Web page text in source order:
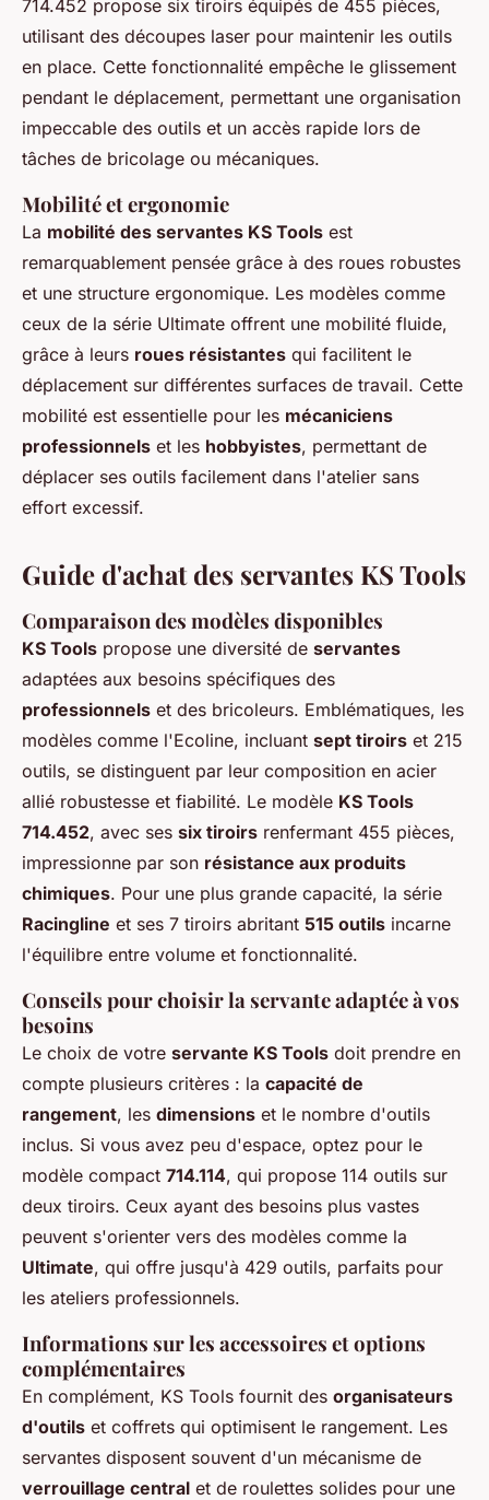
714.452 propose six tiroirs équipés de 455 pièces,
utilisant des découpes laser pour maintenir les outils
en place. Cette fonctionnalité empêche le glissement
pendant le déplacement, permettant une organisation
impeccable des outils et un accès rapide lors de
tâches de bricolage ou mécaniques.
Mobilité et ergonomie
La mobilité des servantes KS Tools est
remarquablement pensée grâce à des roues robustes
et une structure ergonomique. Les modèles comme
ceux de la série Ultimate offrent une mobilité fluide,
grâce à leurs roues résistantes qui facilitent le
déplacement sur différentes surfaces de travail. Cette
mobilité est essentielle pour les mécaniciens
professionnels et les hobbyistes, permettant de
déplacer ses outils facilement dans l'atelier sans
effort excessif.
Guide d'achat des servantes KS Tools
Comparaison des modèles disponibles
KS Tools propose une diversité de servantes
adaptées aux besoins spécifiques des
professionnels et des bricoleurs. Emblématiques, les
modèles comme l'Ecoline, incluant sept tiroirs et 215
outils, se distinguent par leur composition en acier
allié robustesse et fiabilité. Le modèle KS Tools
714.452, avec ses six tiroirs renfermant 455 pièces,
impressionne par son résistance aux produits
chimiques. Pour une plus grande capacité, la série
Racingline et ses 7 tiroirs abritant 515 outils incarne
l'équilibre entre volume et fonctionnalité.
Conseils pour choisir la servante adaptée à vos
besoins
Le choix de votre servante KS Tools doit prendre en
compte plusieurs critères : la capacité de
rangement, les dimensions et le nombre d'outils
inclus. Si vous avez peu d'espace, optez pour le
modèle compact 714.114, qui propose 114 outils sur
deux tiroirs. Ceux ayant des besoins plus vastes
peuvent s'orienter vers des modèles comme la
Ultimate, qui offre jusqu'à 429 outils, parfaits pour
les ateliers professionnels.
Informations sur les accessoires et options
complémentaires
En complément, KS Tools fournit des organisateurs
d'outils et coffrets qui optimisent le rangement. Les
servantes disposent souvent d'un mécanisme de
verrouillage central et de roulettes solides pour une